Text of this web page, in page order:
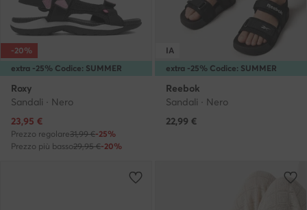
extra -25% Codice: SUMMER
-20%
Roxy
Sandali · Nero
Prezzo attuale
23,95 €
Prezzo regolare31,99 €-25%
Prezzo più basso29,95 €-20%
extra -25% Codice: SUMMER
IA
Reebok
Sandali · Nero
22,99 €